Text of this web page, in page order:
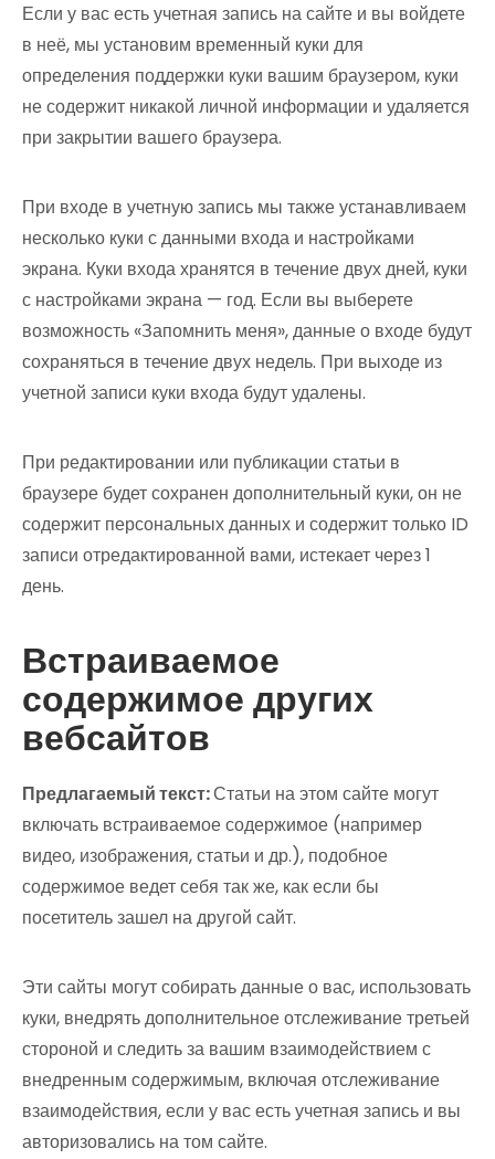
Если у вас есть учетная запись на сайте и вы войдете
в неё, мы установим временный куки для
определения поддержки куки вашим браузером, куки
не содержит никакой личной информации и удаляется
при закрытии вашего браузера.
При входе в учетную запись мы также устанавливаем
несколько куки с данными входа и настройками
экрана. Куки входа хранятся в течение двух дней, куки
с настройками экрана — год. Если вы выберете
возможность «Запомнить меня», данные о входе будут
сохраняться в течение двух недель. При выходе из
учетной записи куки входа будут удалены.
При редактировании или публикации статьи в
браузере будет сохранен дополнительный куки, он не
содержит персональных данных и содержит только ID
записи отредактированной вами, истекает через 1
день.
Встраиваемое
содержимое других
вебсайтов
Предлагаемый текст:Статьи на этом сайте могут
включать встраиваемое содержимое (например
видео, изображения, статьи и др.), подобное
содержимое ведет себя так же, как если бы
посетитель зашел на другой сайт.
Эти сайты могут собирать данные о вас, использовать
куки, внедрять дополнительное отслеживание третьей
стороной и следить за вашим взаимодействием с
внедренным содержимым, включая отслеживание
взаимодействия, если у вас есть учетная запись и вы
авторизовались на том сайте.